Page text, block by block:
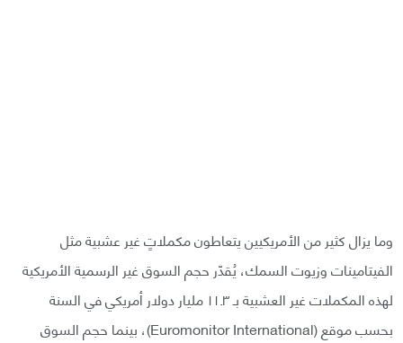
وما يزال كثير من الأمريكيين يتعاطون مكملاتٍ غير عشبية مثل
الفيتامينات وزيوت السمك، يُقدّر حجم السوق غير الرسمية الأمريكية
لهذه المكملات غير العشبية بـ ١١.٣ مليار دولار أمريكي في السنة
بحسب موقع (Euromonitor International)، بينما حجم السوق